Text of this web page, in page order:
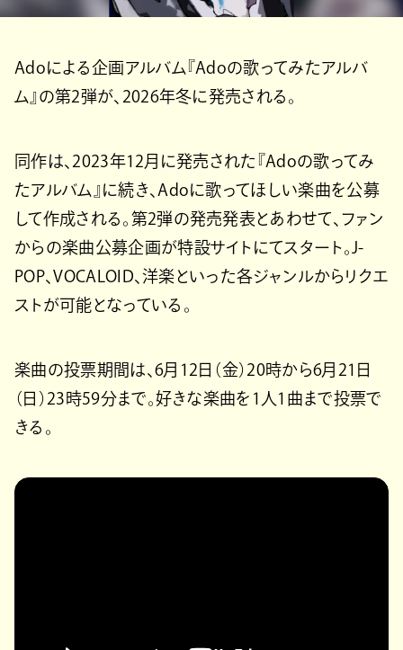
Adoによる企画アルバム『Adoの歌ってみたアルバ
ム』の第2弾が、2026年冬に発売される。
同作は、2023年12月に発売された『Adoの歌ってみ
たアルバム』に続き、Adoに歌ってほしい楽曲を公募
して作成される。第2弾の発売発表とあわせて、ファン
からの楽曲公募企画が特設サイトにてスタート。J-
POP、VOCALOID、洋楽といった各ジャンルからリクエ
ストが可能となっている。
楽曲の投票期間は、6月12日（金）20時から6月21日
（日）23時59分まで。好きな楽曲を1人1曲まで投票で
きる。